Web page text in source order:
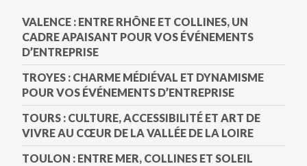
VALENCE : ENTRE RHÔNE ET COLLINES, UN
CADRE APAISANT POUR VOS ÉVÉNEMENTS
D’ENTREPRISE
TROYES : CHARME MÉDIÉVAL ET DYNAMISME
POUR VOS ÉVÉNEMENTS D’ENTREPRISE
TOURS : CULTURE, ACCESSIBILITÉ ET ART DE
VIVRE AU CŒUR DE LA VALLÉE DE LA LOIRE
TOULON : ENTRE MER, COLLINES ET SOLEIL